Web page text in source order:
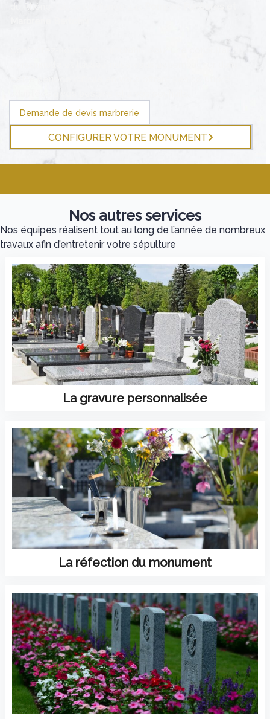
du Rhône, faites confiance aux
Pompes Funèbres et
Demande de devis marbrerie
CONFIGURER VOTRE MONUMENT
Nos autres services
Nos équipes réalisent tout au long de l’année de nombreux
travaux afin d’entretenir votre sépulture
La gravure personnalisée
La réfection du monument